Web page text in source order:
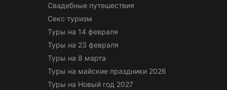
Свадебные путешествия
Секс туризм
Туры на 14 февраля
Туры на 23 февраля
Туры на 8 марта
Туры на майские праздники 2026
Туры на Новый год 2027